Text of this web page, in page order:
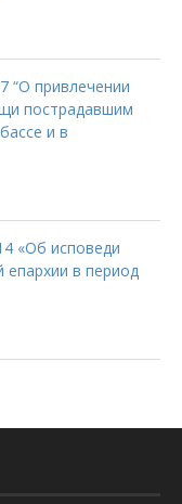
“О привлечении
пострадавшим
и в
«Об исповеди
епархии в период